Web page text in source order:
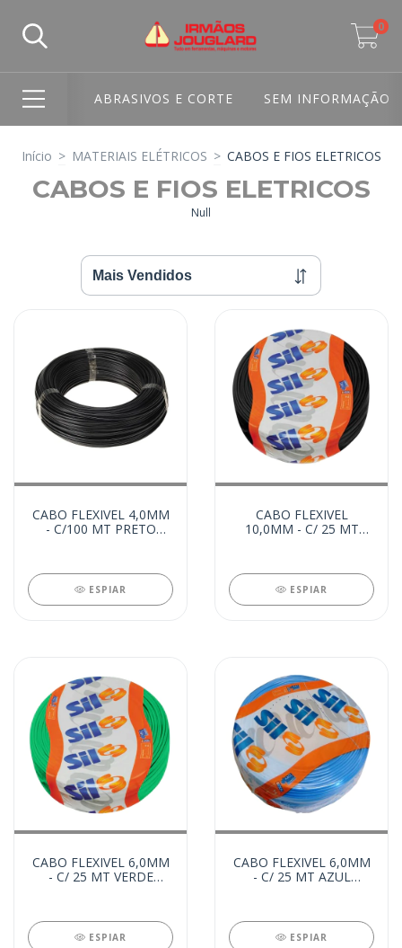
0
ABRASIVOS E CORTE SEM INFORMAÇÃO
Início > MATERIAIS ELÉTRICOS > CABOS E FIOS ELETRICOS
CABOS E FIOS ELETRICOS
Null
CABO FLEXIVEL 4,0MM
- C/100 MT PRETO
ESPIAR
CABO FLEXIVEL
10,0MM - C/ 25 MT
ESPIAR
CABO FLEXIVEL 6,0MM
- C/ 25 MT VERDE
ESPIAR
CABO FLEXIVEL 6,0MM
- C/ 25 MT AZUL
ESPIAR